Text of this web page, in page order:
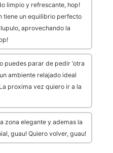
limpio y refrescante, hop!
tiene un equilibrio perfecto
aprovechando la
puedes parar de pedir ‘otra
ambiente relajado ideal
proxima vez quiero ir a la
zona elegante y ademas la
guau! Quiero volver, guau!